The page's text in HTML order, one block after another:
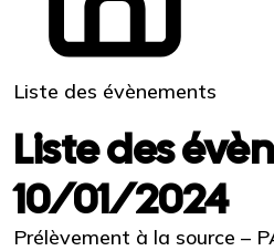
Liste des évènements
Liste des
10/01/2024
Prélèvement à la source –